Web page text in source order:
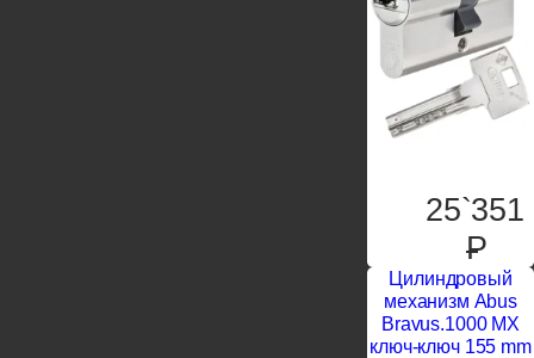
25`351
P
Цилиндровый
механизм Abus
Bravus.1000 MX
ключ-ключ 155 mm